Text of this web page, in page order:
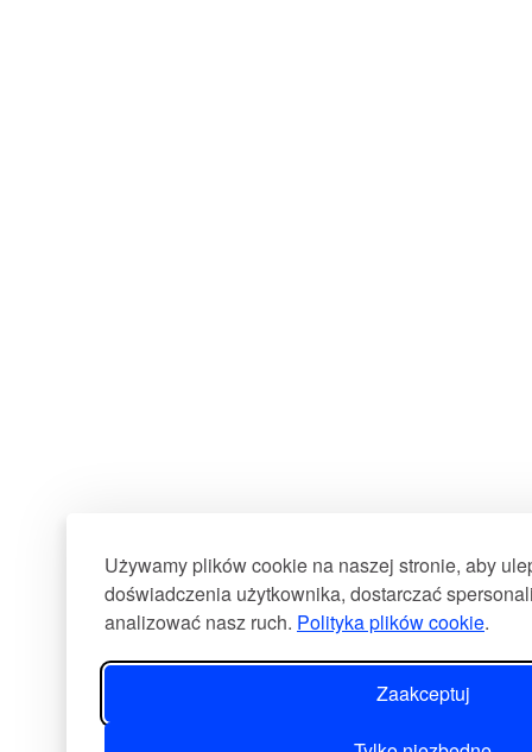
Używamy plików cookie na naszej stronie, aby
doświadczenia użytkownika, dostarczać
analizować nasz ruch. Polityka plików cookie.
Zaakceptuj